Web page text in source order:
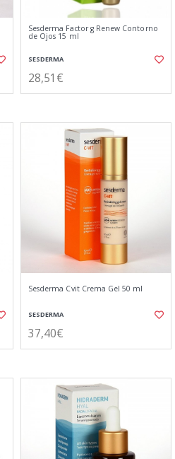
Sesderma Factor g Renew Contorno
de Ojos 15 ml
SESDERMA
28,51€
Sesderma Cvit Crema Gel 50 ml
SESDERMA
37,40€